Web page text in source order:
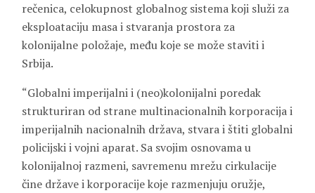
rečenica, celokupnost globalnog sistema koji služi za
eksploataciju masa i stvaranja prostora za
kolonijalne položaje, među koje se može staviti i
Srbija.
“Globalni imperijalni i (neo)kolonijalni poredak
strukturiran od strane multinacionalnih korporacija i
imperijalnih nacionalnih država, stvara i štiti globalni
policijski i vojni aparat. Sa svojim osnovama u
kolonijalnoj razmeni, savremenu mrežu cirkulacije
čine države i korporacije koje razmenjuju oružje,